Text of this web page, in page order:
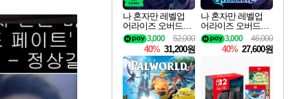
나 혼자만 레벨업
어라이즈 오버드라
이브 디럭스 에디션
Solo Leveling Arise
Overdrive Deluxe Edi
tion
52,000
3,000
40% 31,200원
나 혼자만 레벨업
어라이즈 오버드라
이브 Solo Leveling A
rise
46,000
3,000
40% 27,600원